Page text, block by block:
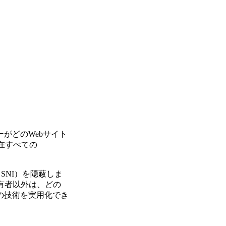
どのWebサイト
すべての
）を隠蔽しま
者以外は、どの
技術を実用化でき